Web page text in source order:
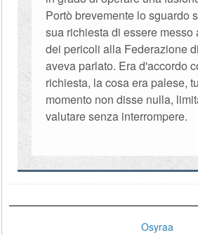
Portò brevemente lo sguardo
sua richiesta di essere messo
dei pericoli alla Federazione
aveva parlato. Era d'accordo
richiesta, la cosa era palese,
momento non disse nulla,
valutare senza interrompere.
Osyraa